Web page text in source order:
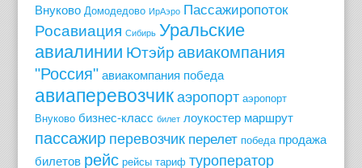
Внуково Домодедово ИрАэро Пассажиропоток
Росавиация Сибирь Уральские
авиалинии Ютэйр авиакомпания
"Россия" авиакомпания победа
авиаперевозчик аэропорт аэропорт
Внуково бизнес-класс билет лоукостер маршрут
пассажир перевозчик перелет победа продажа
билетов рейс рейсы тариф туроператор